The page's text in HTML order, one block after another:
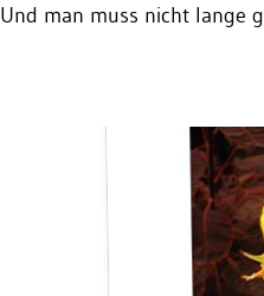
Und man muss nicht lange